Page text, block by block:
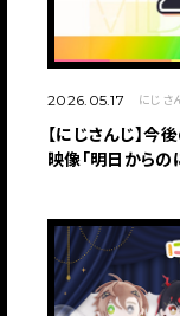
2026.05.17 にじさ
【にじさんじ】
映像「明日からの